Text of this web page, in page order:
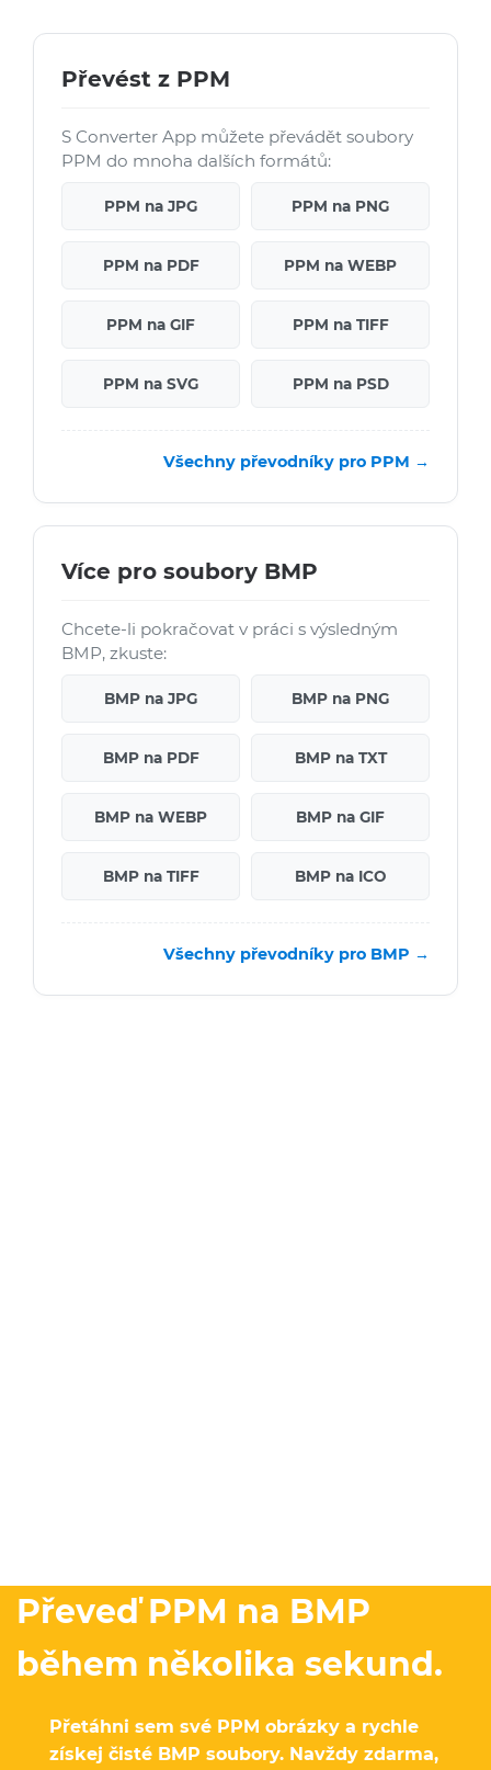
Převést z PPM
S Converter App můžete převádět soubory
PPM do mnoha dalších formátů:
PPM na JPG PPM na PNG
PPM na PDF PPM na WEBP
PPM na GIF PPM na TIFF
PPM na SVG PPM na PSD
Všechny převodníky pro PPM →
Více pro soubory BMP
Chcete-li pokračovat v práci s výsledným
BMP, zkuste:
BMP na JPG BMP na PNG
BMP na PDF BMP na TXT
BMP na WEBP BMP na GIF
BMP na TIFF BMP na ICO
Všechny převodníky pro BMP →
Převeď PPM na BMP
během několika sekund.
Přetáhni sem své PPM obrázky a rychle
získej čisté BMP soubory. Navždy zdarma,